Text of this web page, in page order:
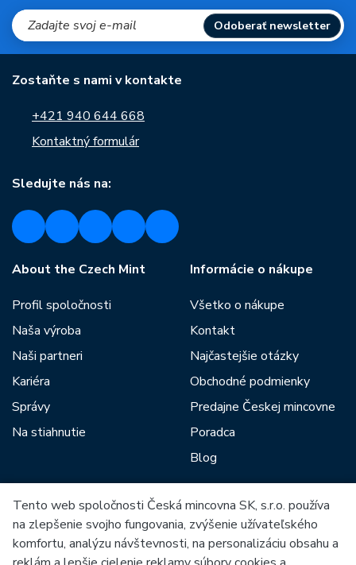
Odoberať newsletter
Zostaňte s nami v kontakte
+421 940 644 668
Kontaktný formulár
Sledujte nás na:
About the Czech Mint
Profil spoločnosti
Naša výroba
Naši partneri
Kariéra
Správy
Na stiahnutie
Informácie o nákupe
Všetko o nákupe
Kontakt
Najčastejšie otázky
Obchodné podmienky
Predajne Českej mincovne
Poradca
Blog
Medzi našich partnerov patria:
Tento web spoločnosti Česká mincovna SK, s.r.o. používa
na zlepšenie svojho fungovania, zvýšenie užívateľského
komfortu, analýzu návštevnosti, na personalizáciu obsahu a